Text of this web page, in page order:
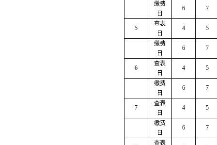
缴费
日
6 7
5
查表
日
4 5
缴费
日
6 7
6
查表
日
4 5
缴费
日
6 7
7
查表
日
4 5
缴费
日
6 7
查表